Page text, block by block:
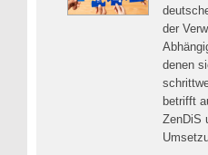
der
denen
betrifft
ZenDiS